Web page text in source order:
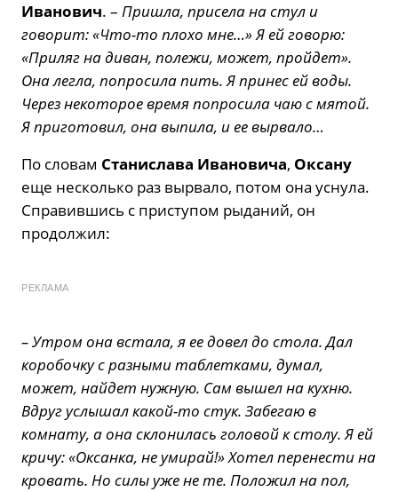
Иванович. – Пришла, присела на стул и
говорит: «Что-то плохо мне…» Я ей говорю:
«Приляг на диван, полежи, может, пройдет».
Она легла, попросила пить. Я принес ей воды.
Через некоторое время попросила чаю с мятой.
Я приготовил, она выпила, и ее вырвало…
По словам Станислава Ивановича, Оксану
еще несколько раз вырвало, потом она уснула.
Справившись с приступом рыданий, он
продолжил:
РЕКЛАМА
– Утром она встала, я ее довел до стола. Дал
коробочку с разными таблетками, думал,
может, найдет нужную. Сам вышел на кухню.
Вдруг услышал какой-то стук. Забегаю в
комнату, а она склонилась головой к столу. Я ей
кричу: «Оксанка, не умирай!» Хотел перенести на
кровать. Но силы уже не те. Положил на пол,